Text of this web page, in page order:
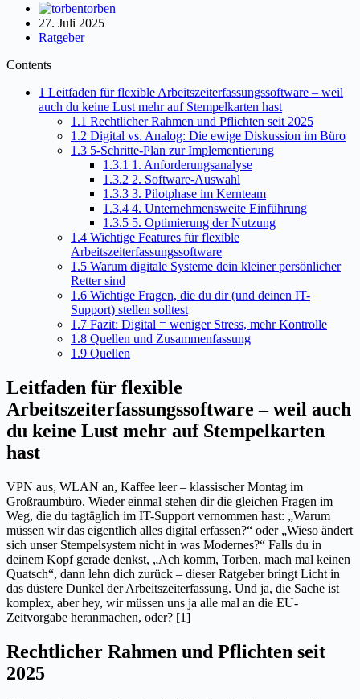
torben
27. Juli 2025
Ratgeber
Contents
1 Leitfaden für flexible Arbeitszeiterfassungssoftware – weil
auch du keine Lust mehr auf Stempelkarten hast
1.1 Rechtlicher Rahmen und Pflichten seit 2025
1.2 Digital vs. Analog: Die ewige Diskussion im Büro
1.3 5-Schritte-Plan zur Implementierung
1.3.1 1. Anforderungsanalyse
1.3.2 2. Software-Auswahl
1.3.3 3. Pilotphase im Kernteam
1.3.4 4. Unternehmensweite Einführung
1.3.5 5. Optimierung der Nutzung
1.4 Wichtige Features für flexible
Arbeitszeiterfassungssoftware
1.5 Warum digitale Systeme dein kleiner persönlicher
Retter sind
1.6 Wichtige Fragen, die du dir (und deinen IT-
Support) stellen solltest
1.7 Fazit: Digital = weniger Stress, mehr Kontrolle
1.8 Quellen und Zusammenfassung
1.9 Quellen
Leitfaden für flexible
Arbeitszeiterfassungssoftware – weil auch
du keine Lust mehr auf Stempelkarten
hast
VPN aus, WLAN an, Kaffee leer – klassischer Montag im
Großraumbüro. Wieder einmal stehen dir die gleichen Fragen im
Weg, die du tagtäglich im IT-Support vernommen hast: „Warum
müssen wir das eigentlich alles digital erfassen?“ oder „Wieso ändert
sich unser Stempelsystem nicht in was Modernes?“ Falls du in
deinem Kopf gerade denkst, „Ach komm, Torben, mach mal keinen
Quatsch“, dann lehn dich zurück – dieser Ratgeber bringt Licht in
das düstere Dunkel der Arbeitszeiterfassung. Und ja, die Sache ist
komplex, aber hey, wir müssen uns ja alle mal an die EU-
Zeitvorgabe heranmachen, oder? [1]
Rechtlicher Rahmen und Pflichten seit
2025